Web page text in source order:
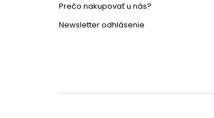
Prečo nakupovať u nás?
Newsletter odhlásenie